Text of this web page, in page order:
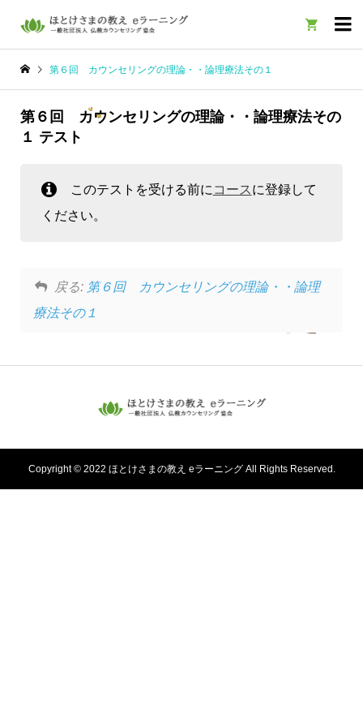

第６回 カウンセリングの理論・・論理療法その１
第６回 カウンセリングの理論・・論理療法その
１ テスト
このテストを受ける前に コース に登録して
ください。
戻る: 第６回 カウンセリングの理論・・論理
療法その１
Copyright © 2022 ほとけさまの教え eラーニング All Rights Reserved.